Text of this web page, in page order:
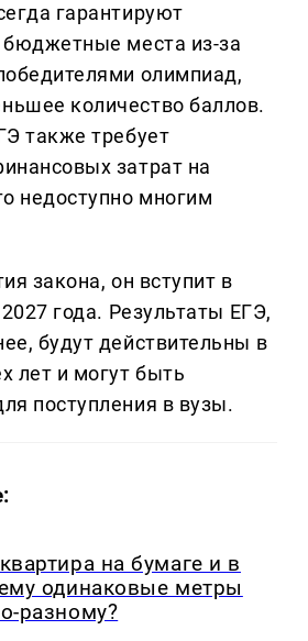
гарантируют
бюджетные места из-за
олимпиад,
количество баллов.
также требует
затрат на
недоступно многим
закона, он вступит в
года. Результаты ЕГЭ,
будут действительны в
лет и могут быть
поступления в вузы.
на бумаге и в
одинаковые метры
разному?